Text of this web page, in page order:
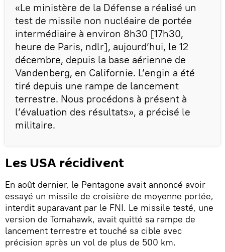
«Le ministère de la Défense a réalisé un
test de missile non nucléaire de portée
intermédiaire à environ 8h30 [17h30,
heure de Paris, ndlr], aujourd’hui, le 12
décembre, depuis la base aérienne de
Vandenberg, en Californie. L’engin a été
tiré depuis une rampe de lancement
terrestre. Nous procédons à présent à
l’évaluation des résultats», a précisé le
militaire.
Les USA récidivent
En août dernier, le Pentagone avait annoncé avoir
essayé un missile de croisière de moyenne portée,
interdit auparavant par le FNI. Le missile testé, une
version de Tomahawk, avait quitté sa rampe de
lancement terrestre et touché sa cible avec
précision après un vol de plus de 500 km.